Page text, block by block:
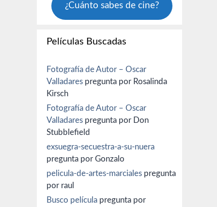
¿Cuánto sabes de cine?
Películas Buscadas
Fotografía de Autor – Oscar
Valladares pregunta por Rosalinda
Kirsch
Fotografía de Autor – Oscar
Valladares pregunta por Don
Stubblefield
exsuegra-secuestra-a-su-nuera
pregunta por Gonzalo
pelicula-de-artes-marciales pregunta
por raul
Busco película pregunta por